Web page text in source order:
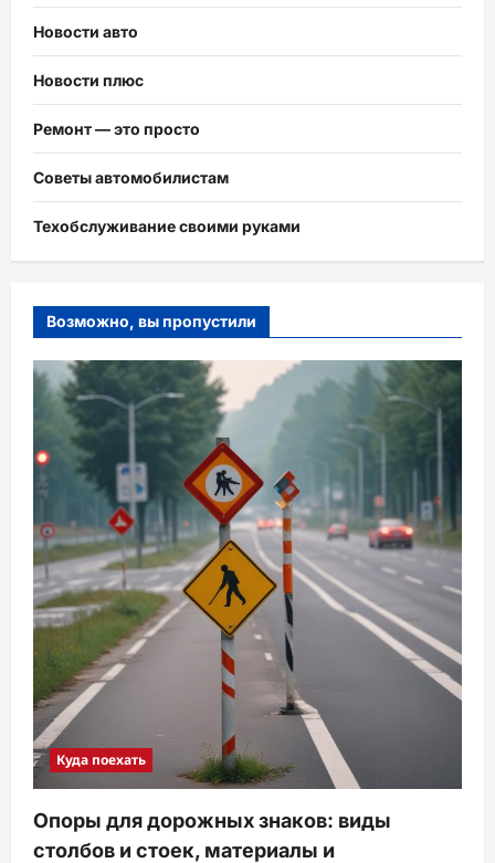
Новости авто
Новости плюс
Ремонт — это просто
Советы автомобилистам
Техобслуживание своими руками
Возможно, вы пропустили
Куда поехать
Опоры для дорожных знаков: виды
столбов и стоек, материалы и